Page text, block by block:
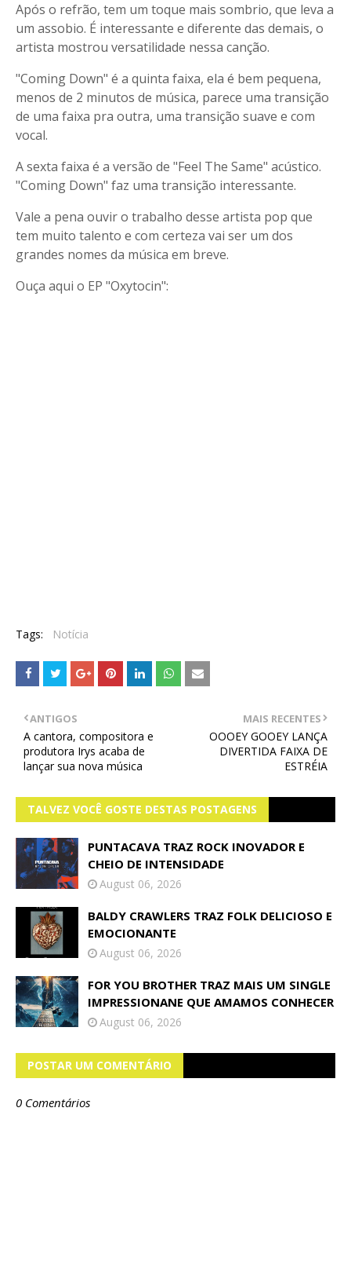
Após o refrão, tem um toque mais sombrio, que leva a
um assobio. É interessante e diferente das demais, o
artista mostrou versatilidade nessa canção.
"Coming Down" é a quinta faixa, ela é bem pequena,
menos de 2 minutos de música, parece uma transição
de uma faixa pra outra, uma transição suave e com
vocal.
A sexta faixa é a versão de "Feel The Same" acústico.
"Coming Down" faz uma transição interessante.
Vale a pena ouvir o trabalho desse artista pop que
tem muito talento e com certeza vai ser um dos
grandes nomes da música em breve.
Ouça aqui o EP "Oxytocin":
Tags: Notícia
MAIS RECENTES
OOOEY GOOEY LANÇA
DIVERTIDA FAIXA DE
ESTRÉIA
ANTIGOS
A cantora, compositora e
produtora Irys acaba de
lançar sua nova música
TALVEZ VOCÊ GOSTE DESTAS POSTAGENS
PUNTACAVA TRAZ ROCK INOVADOR E
CHEIO DE INTENSIDADE
August 06, 2026
BALDY CRAWLERS TRAZ FOLK DELICIOSO E
EMOCIONANTE
August 06, 2026
FOR YOU BROTHER TRAZ MAIS UM SINGLE
IMPRESSIONANE QUE AMAMOS CONHECER
August 06, 2026
POSTAR UM COMENTÁRIO
0 Comentários